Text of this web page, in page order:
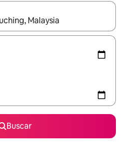
disponíveis, explore-os
Buscar